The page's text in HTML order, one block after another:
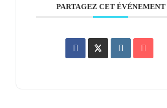
PARTAGEZ CET ÉVÉNEMENT